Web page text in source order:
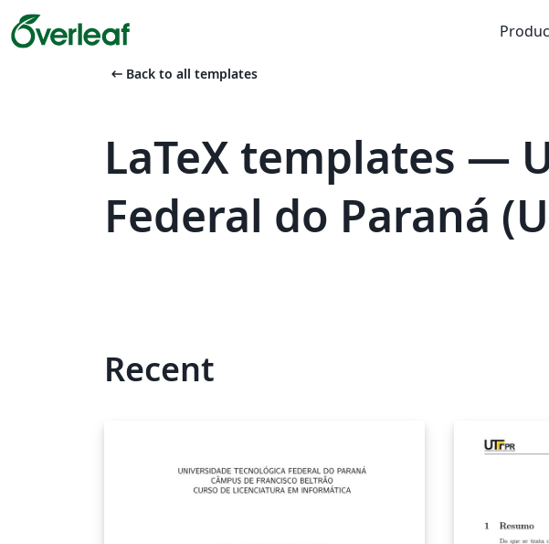
arrow_left_alt Back to all templates
LaTeX templates —
Federal do Paraná
Recent